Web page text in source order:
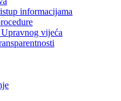
informacijama
vijeća